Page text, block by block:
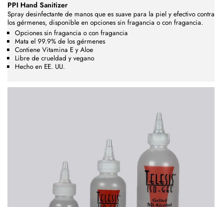
PPI Hand Sanitizer
Spray desinfectante de manos que es suave para la piel y efectivo contra
los gérmenes, disponible en opciones sin fragancia o con fragancia.
Opciones sin fragancia o con fragancia
Mata el 99.9% de los gérmenes
Contiene Vitamina E y Aloe
Libre de crueldad y vegano
Hecho en EE. UU.